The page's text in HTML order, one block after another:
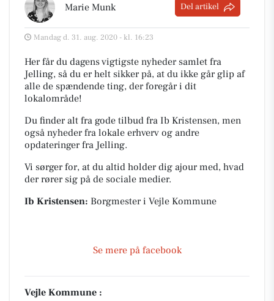
Marie Munk Del artikel
Mandag d. 31. aug. 2020 - kl. 16:23
Her får du dagens vigtigste nyheder samlet fra
Jelling, så du er helt sikker på, at du ikke går glip af
alle de spændende ting, der foregår i dit
lokalområde!
Du finder alt fra gode tilbud fra Ib Kristensen, men
også nyheder fra lokale erhverv og andre
opdateringer fra Jelling.
Vi sørger for, at du altid holder dig ajour med, hvad
der rører sig på de sociale medier.
Ib Kristensen: Borgmester i Vejle Kommune
Se mere på facebook
Vejle Kommune :